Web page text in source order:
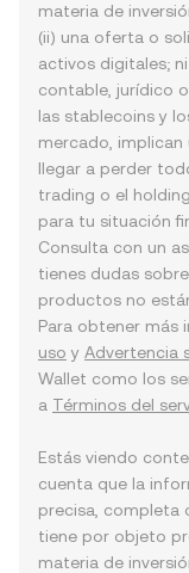
materia de
(ii) una oferta o
activos digitales;
contable, jurídico
las stablecoins y
mercado,
llegar a perder
trading o el
para tu situación
Consulta con un
tienes dudas
productos no
Para obtener más
uso y Advertencia
Wallet como los
a Términos del
Estás viendo
cuenta que la
precisa, completa
tiene por objeto
materia de